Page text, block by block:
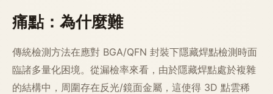
痛點：為什麼難
傳統檢測方法在應對 BGA/QFN 封裝下隱藏焊點檢測時面
臨諸多量化困境。從漏檢率來看，由於隱藏焊點處於複雜
的結構中，周圍存在反光/鏡面金屬，這使得 3D 點雲稀